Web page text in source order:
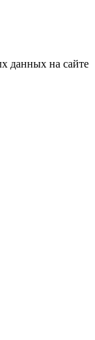
данных на сайте